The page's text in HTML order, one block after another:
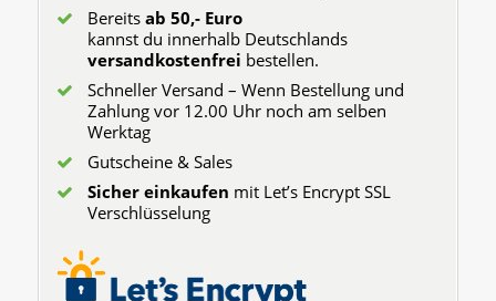
Bereits ab 50,- Euro
kannst du innerhalb Deutschlands
versandkostenfrei bestellen.
Schneller Versand – Wenn Bestellung und
Zahlung vor 12.00 Uhr noch am selben
Werktag
Gutscheine & Sales
Sicher einkaufen mit Let’s Encrypt SSL
Verschlüsselung